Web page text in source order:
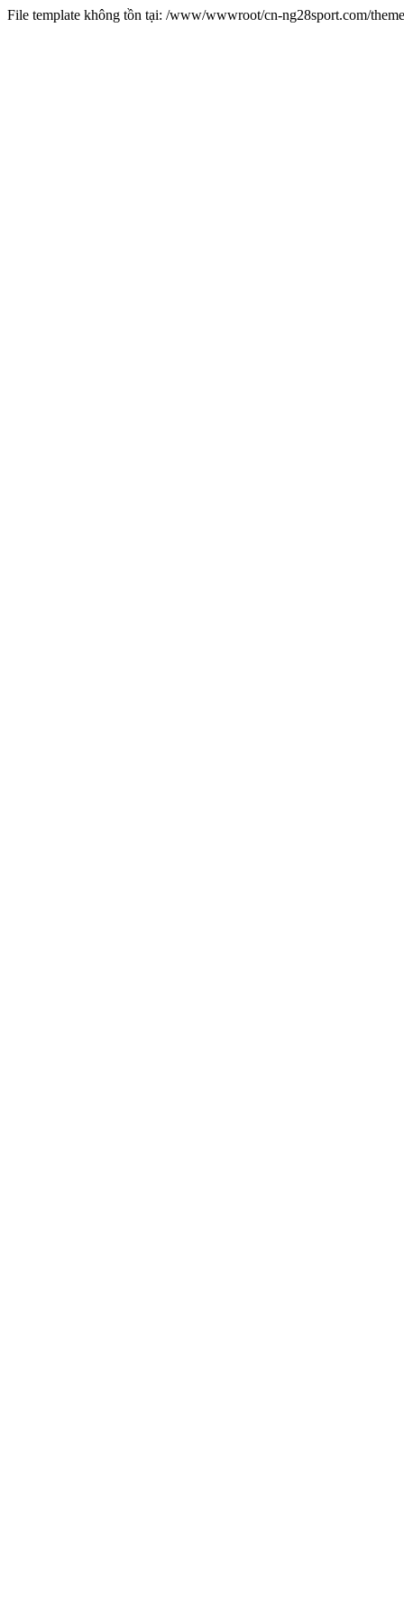
File template không tồn tại: /www/wwwroot/cn-ng28sport.com/